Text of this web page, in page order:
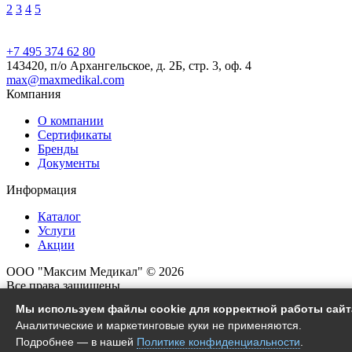
2 3 4 5
+7 495 374 62 80
143420, п/о Архангельское, д. 2Б, стр. 3, оф. 4
max@maxmedikal.com
Компания
О компании
Сертификаты
Бренды
Документы
Информация
Каталог
Услуги
Акции
ООО "Максим Медикал" © 2026
Все права защищены
Согласие на обработку ПД
Политика конфиденциальности
Мы используем файлы cookie для корректной работы
Аналитические и маркетинговые куки не применяются.
Подробнее — в нашей Политике конфиденциальности